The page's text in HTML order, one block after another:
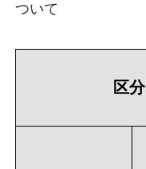
ついて
区分